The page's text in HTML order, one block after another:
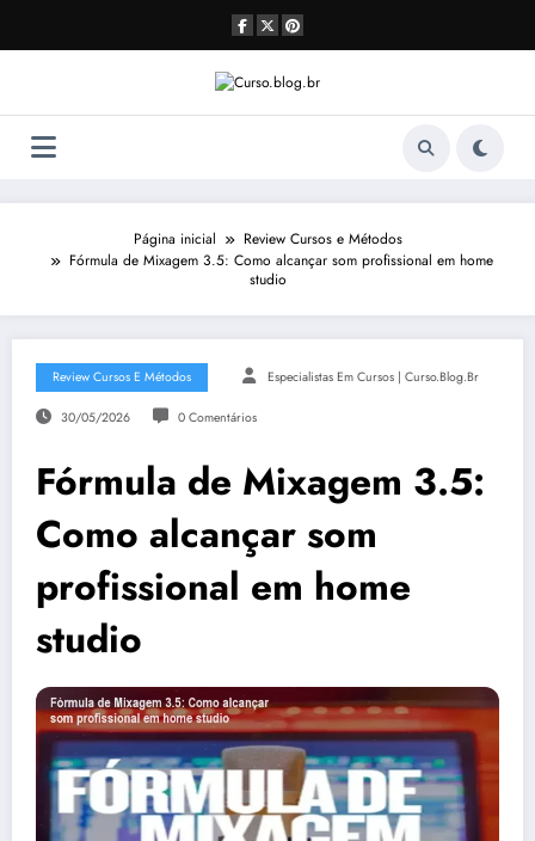
o
Página inicial
Review Cursos e Métodos
Fórmula de Mixagem 3.5: Como alcançar som profissional em home
studio
Review Cursos E Métodos Especialistas Em Cursos | Curso.blog.br
30/05/2026 0 Comentários
Fórmula de Mixagem 3.5:
Como alcançar som
profissional em home
studio